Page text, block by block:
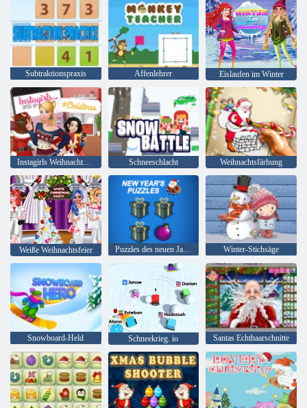
Subtraktionspraxis Affenlehrer Eislaufen im Winter
Schneeschlacht Weihnachtsfärbung
Weiße Weihnachtsfeier Puzzles des neuen Jahres Winter-Stichsäge
Snowboard-Held Schneekrieg. io Santas Echthaarschnitte